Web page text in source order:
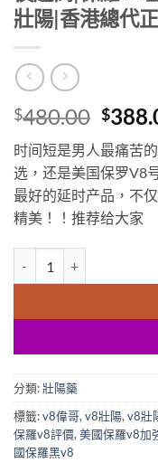
壯陽|香港總代
$480.00
price
was:
$
时间短是男人最痛苦
选，还是美国保罗V8
最好的延时产品，不
精美！
！ 推荐给大家
分類:壯陽藥
標籤:v8偉哥, v8壯陽, v8壯
保羅v8評價, 美國保羅v8加
國保羅黑v8